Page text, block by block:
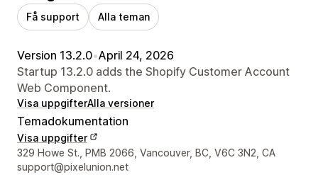
Få support Alla teman
Version 13.2.0•April 24, 2026
Startup 13.2.0 adds the Shopify Customer Account
Web Component.
Visa uppgifterAlla versioner
Temadokumentation
Visa uppgifter
Designerns kontaktuppgifter
329 Howe St., PMB 2066, Vancouver, BC, V6C 3N2, CA
support@pixelunion.net